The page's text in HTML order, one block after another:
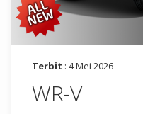
Terbit : 4 Mei 2026
WR-V